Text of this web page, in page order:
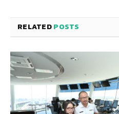
RELATEDPOSTS